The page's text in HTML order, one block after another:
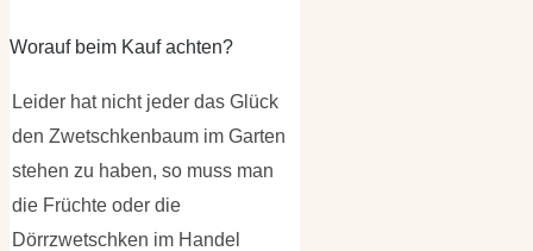
Worauf beim Kauf achten?
Leider hat nicht jeder das Glück
den Zwetschkenbaum im Garten
stehen zu haben, so muss man
die Früchte oder die
Dörrzwetschken im Handel